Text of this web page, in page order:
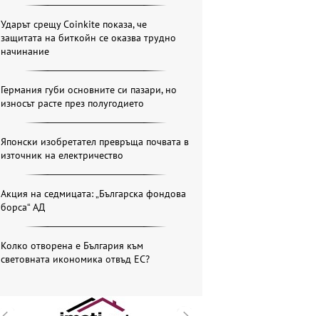
Ударът срещу Coinkite показа, че
защитата на биткойн се оказва трудно
начинание
Германия губи основните си пазари, но
износът расте през полугодието
Японски изобретател превръща почвата в
източник на електричество
Акция на седмицата: „Българска фондова
борса“ АД
Колко отворена е България към
световната икономика отвъд ЕС?